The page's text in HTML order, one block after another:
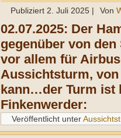
Publiziert 2. Juli 2025 | Von
02.07.2025: Der
gegenüber von
vor allem für
Aussichtsturm, von
kann…der Turm ist
Finkenwerder:
Veröffentlicht unter